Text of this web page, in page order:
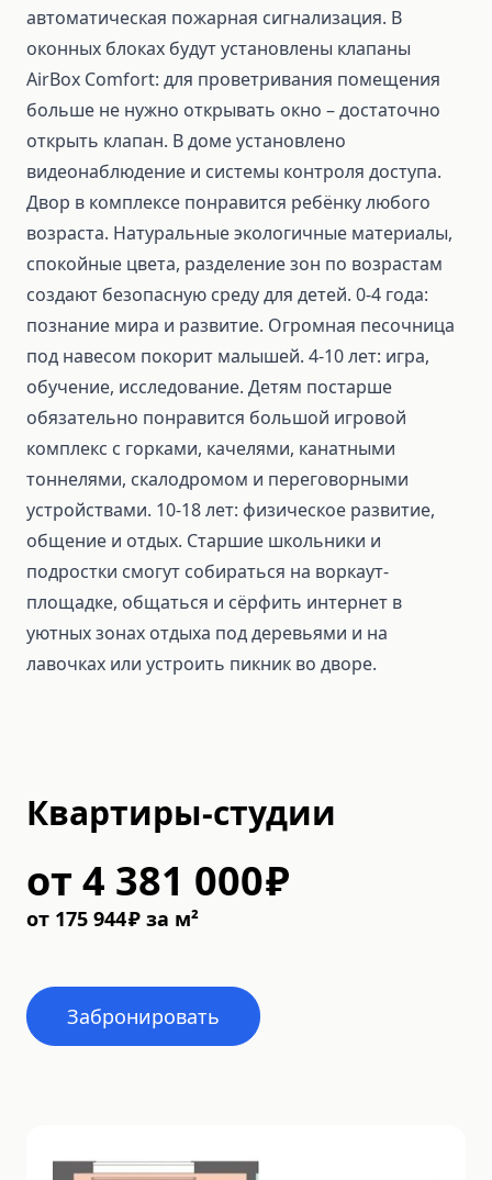
автоматическая пожарная сигнализация. В
оконных блоках будут установлены клапаны
AirBox Comfort: для проветривания помещения
больше не нужно открывать окно – достаточно
открыть клапан. В доме установлено
видеонаблюдение и системы контроля доступа.
Двор в комплексе понравится ребёнку любого
возраста. Натуральные экологичные материалы,
спокойные цвета, разделение зон по возрастам
создают безопасную среду для детей. 0-4 года:
познание мира и развитие. Огромная песочница
под навесом покорит малышей. 4-10 лет: игра,
обучение, исследование. Детям постарше
обязательно понравится большой игровой
комплекс с горками, качелями, канатными
тоннелями, скалодромом и переговорными
устройствами. 10-18 лет: физическое развитие,
общение и отдых. Старшие школьники и
подростки смогут собираться на воркаут-
площадке, общаться и сёрфить интернет в
уютных зонах отдыха под деревьями и на
лавочках или устроить пикник во дворе.
Квартиры-студии
от 4 381 000₽
от 175 944₽ за м²
Забронировать